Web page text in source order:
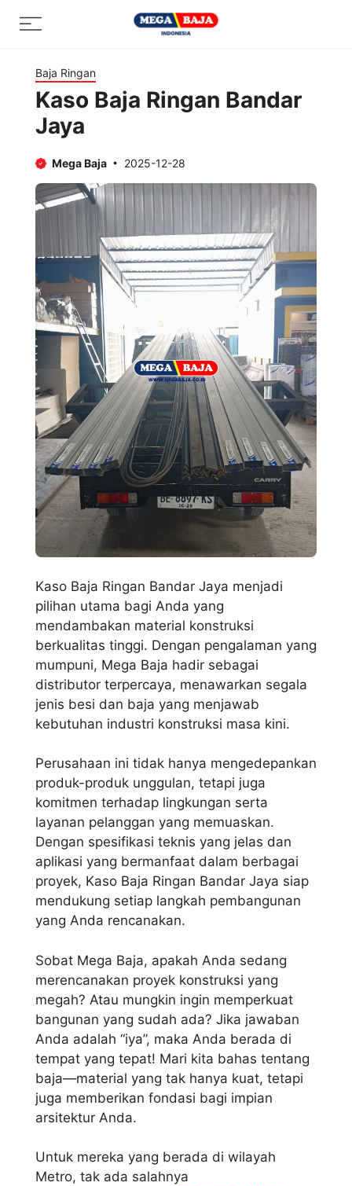
Menu
Baja Ringan
Kaso Baja Ringan Bandar
Jaya
Mega Baja 2025-12-28
Kaso Baja Ringan Bandar Jaya menjadi
pilihan utama bagi Anda yang
mendambakan material konstruksi
berkualitas tinggi. Dengan pengalaman yang
mumpuni, Mega Baja hadir sebagai
distributor terpercaya, menawarkan segala
jenis besi dan baja yang menjawab
kebutuhan industri konstruksi masa kini.
Perusahaan ini tidak hanya mengedepankan
produk-produk unggulan, tetapi juga
komitmen terhadap lingkungan serta
layanan pelanggan yang memuaskan.
Dengan spesifikasi teknis yang jelas dan
aplikasi yang bermanfaat dalam berbagai
proyek, Kaso Baja Ringan Bandar Jaya siap
mendukung setiap langkah pembangunan
yang Anda rencanakan.
Sobat Mega Baja, apakah Anda sedang
merencanakan proyek konstruksi yang
megah? Atau mungkin ingin memperkuat
bangunan yang sudah ada? Jika jawaban
Anda adalah “iya”, maka Anda berada di
tempat yang tepat! Mari kita bahas tentang
baja—material yang tak hanya kuat, tetapi
juga memberikan fondasi bagi impian
arsitektur Anda.
Untuk mereka yang berada di wilayah
Metro, tak ada salahnya